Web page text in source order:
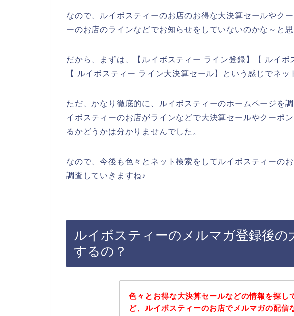
なので、ルイボスティーのお店のお得な大決算セールやク
ーのお店のラインなどでお知らせをしていないのかな～と思
だから、まずは、【ルイボスティー ライン登録】【 ルイボ
【 ルイボスティー ライン大決算セール】という感じでネッ
ただ、かなり徹底的に、ルイボスティーのホームページを
イボスティーのお店がラインなどで大決算セールやクーポ
るかどうかは分かりませんでした。
なので、今後も色々とネット検索をしてルイボスティーの
調査していきますね♪
ルイボスティーのメルマガ登録後の
するの？
色々とお得な大決算セールなどの情報を探し
ど、ルイボスティーのお店でメルマガの配信